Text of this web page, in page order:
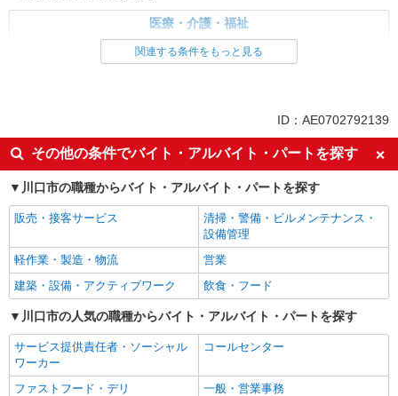
医療・介護・福祉
車通勤OK
交通費支給
社会保険あり
関連する条件をもっと見る
ID：AE0702792139
その他の条件でバイト・アルバイト・パートを探す
川口市の職種からバイト・アルバイト・パートを探す
販売・接客サービス
清掃・警備・ビルメンテナンス・
設備管理
軽作業・製造・物流
営業
建築・設備・アクティブワーク
飲食・フード
川口市の人気の職種からバイト・アルバイト・パートを探す
サービス提供責任者・ソーシャル
ワーカー
コールセンター
ファストフード・デリ
一般・営業事務